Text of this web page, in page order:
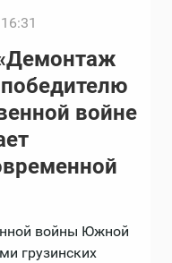
войне
войны Южной
грузинских